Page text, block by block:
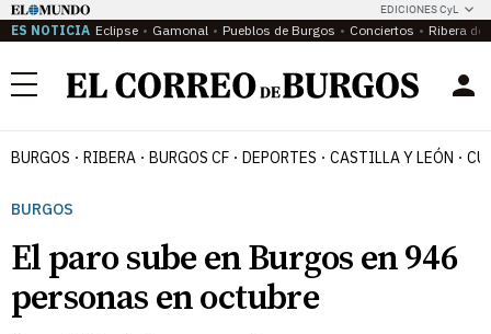
EDICIONES CyL
ES NOTICIA Eclipse Gamonal Pueblos de Burgos Conciertos Ribera del
Menú
BURGOS RIBERA BURGOS CF DEPORTES CASTILLA Y LEÓN
BURGOS
El paro sube en Burgos en 946
personas en octubre